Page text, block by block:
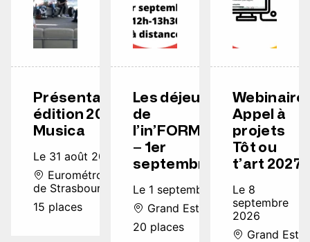
Présentation
édition 2026
Musica
Le 31 août 2026
Eurométropole
de Strasbourg
15 places
Les déjeuners
de
l’in’FORMATION
– 1er
septembre
Le 1 septembre 2026
Grand Est
20 places
Webinaire
Appel à
projets
Tôt ou
t’art 2027
Le 8
septembre
2026
Grand Est